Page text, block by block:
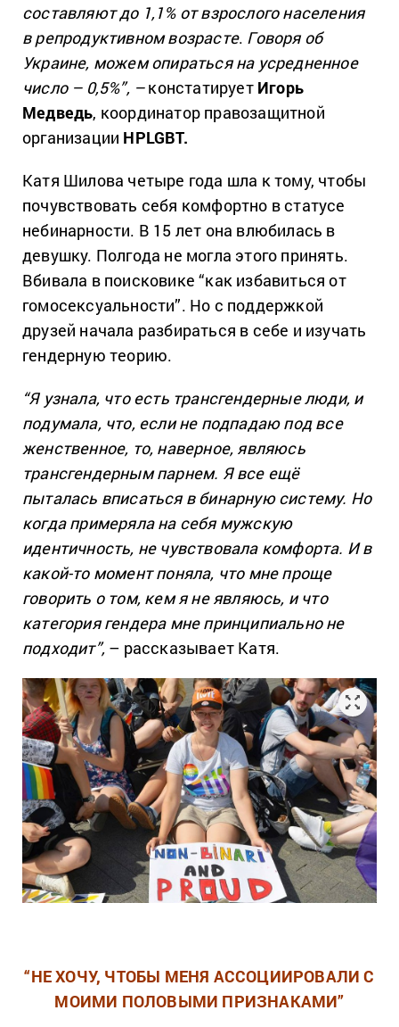
составляют до 1,1% от взрослого населения
в репродуктивном возрасте. Говоря об
Украине, можем опираться на усредненное
число – 0,5%”, –констатирует Игорь
Медведь, координатор правозащитной
организации HPLGBT.
Катя Шилова четыре года шла к тому, чтобы
почувствовать себя комфортно в статусе
небинарности. В 15 лет она влюбилась в
девушку. Полгода не могла этого принять.
Вбивала в поисковике “как избавиться от
гомосексуальности”. Но с поддержкой
друзей начала разбираться в себе и изучать
гендерную теорию.
“Я узнала, что есть трансгендерные люди, и
подумала, что, если не подпадаю под все
женственное, то, наверное, являюсь
трансгендерным парнем. Я все ещё
пыталась вписаться в бинарную систему. Но
когда примеряла на себя мужскую
идентичность, не чувствовала комфорта. И в
какой-то момент поняла, что мне проще
говорить о том, кем я не являюсь, и что
категория гендера мне принципиально не
подходит”, – рассказывает Катя.
“НЕ ХОЧУ, ЧТОБЫ МЕНЯ АССОЦИИРОВАЛИ С
МОИМИ ПОЛОВЫМИ ПРИЗНАКАМИ”